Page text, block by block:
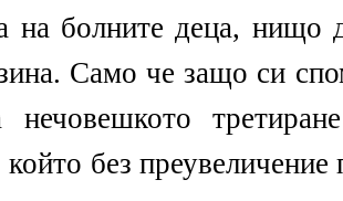
на болните деца, нищо
Само че защо си
без преувеличение